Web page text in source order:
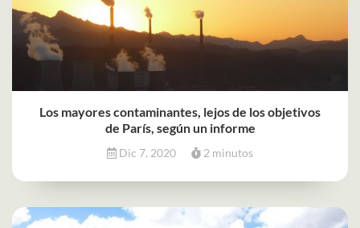
Los mayores contaminantes, lejos de los objetivos
de París, según un informe
Dic 7, 2020 2 minutos